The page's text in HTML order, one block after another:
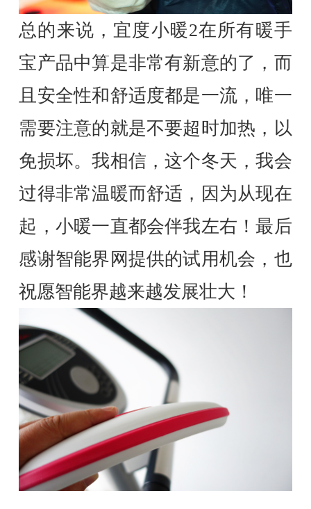
总的来说，宜度小暖2在所有暖手
宝产品中算是非常有新意的了，而
且安全性和舒适度都是一流，唯一
需要注意的就是不要超时加热，以
免损坏。我相信，这个冬天，我会
过得非常温暖而舒适，因为从现在
起，小暖一直都会伴我左右！最后
感谢智能界网提供的试用机会，也
祝愿智能界越来越发展壮大！